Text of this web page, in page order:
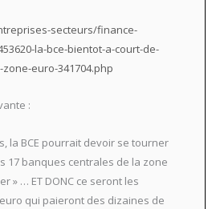
secteurs/finance-
la-bce-bientot-a-court-de-
euro-341704.php
:
la BCE pourrait devoir se tourner
17 banques centrales de la zone
» … ET DONC ce seront les
qui paieront des dizaines de